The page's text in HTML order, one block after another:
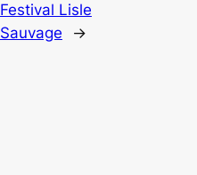
Festival Lisle
Sauvage
→